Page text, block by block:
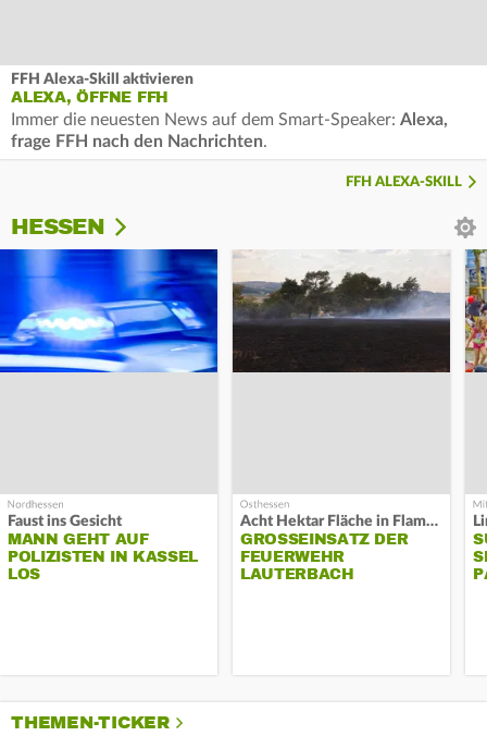
FFH Alexa-Skill aktivieren
ALEXA, ÖFFNE FFH
Immer die neuesten News auf dem Smart-Speaker: Alexa,
frage FFH nach den Nachrichten.
FFH ALEXA-SKILL
HESSEN
Faust ins Gesicht
MANN GEHT AUF
POLIZISTEN IN KASSEL
LOS
Acht Hektar Fläche in Flammen
GROSSEINSATZ DER F
EUERWEHR L
AUTERBACH
THEMEN-TICKER